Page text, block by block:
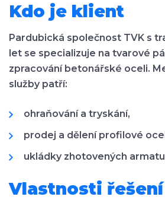
Kdo je klient
Pardubická společnost TVK s
let se specializuje na tvarové
zpracování betonářské oceli.
služby patří:
ohraňování a tryskání,
prodej a dělení profilové
ukládky zhotovených
Vlastnosti řešení